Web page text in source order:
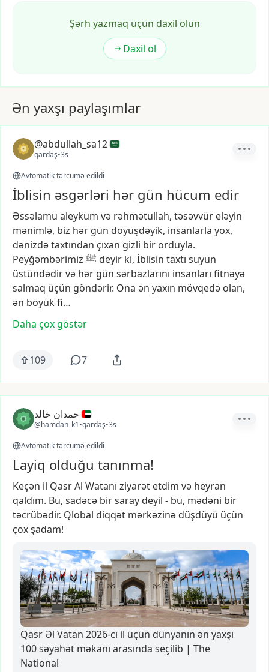
Şərh yazmaq üçün daxil olun
Daxil ol
Ən yaxşı paylaşımlar
@abdullah_sa12
qardaş•3s
Avtomatik tərcümə edildi
İblisin əsgərləri hər gün hücum edir
Əssəlamu aleykum və rəhmətullah, təsəvvür eləyin
mənimlə, biz hər gün döyüşdəyik, insanlarla yox,
dənizdətaxtından çıxan gizli bir orduyla.
Peyğəmbərimiz ﷺ deyir ki, İblisin taxtı suyun
üstündədirvə hər gün sərbazlarını insanları fitnəyə
salmaq üçün göndərir. Ona ən yaxın mövqedə olan,
ən böyükfi…
Daha çox göstər
109 7
حمدان خالد
@hamdan_k1•qardaş•3s
Avtomatik tərcümə edildi
Layiq olduğu tanınma!
Keçən il QasrAl Watanı ziyarət etdim və heyran
qaldım. Bu, sadəcə birsaray deyil - bu, mədəni bir
təcrübədir. Qlobal diqqət mərkəzinə düşdüyü üçün
çoxşadam!
Qasr Əl Vatan 2026-cı il üçün dünyanın ən yaxşı
100 səyahət məkanı arasında seçilib | The
National